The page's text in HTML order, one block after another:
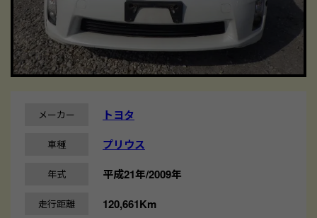
メーカー トヨタ
車種 プリウス
年式 平成21年/2009年
走行距離 120,661Km